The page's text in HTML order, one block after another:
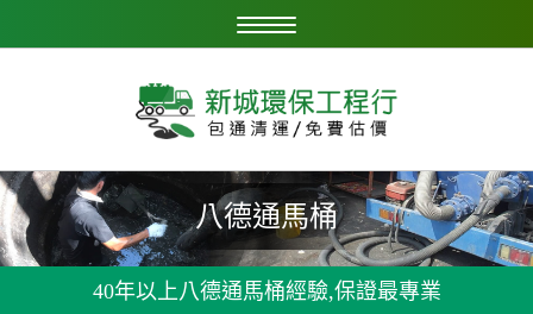
八德通馬桶
40年以上八德通馬桶經驗,保證最專業